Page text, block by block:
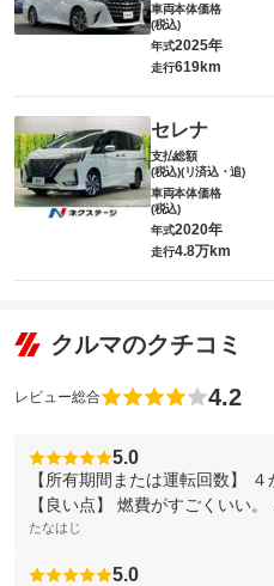
車両本体価格
(税込)
年式2025年
走行619km
セレナ
支払総額
(税込)(リ済込・追)
車両本体価格
(税込)
年式2020年
走行4.8万km
クルマのクチコミ
レビュー総合 4.2
5.0
【所有期間または運転回数】
【良い点】 燃費がすごくいい。
たなはじ
5.0